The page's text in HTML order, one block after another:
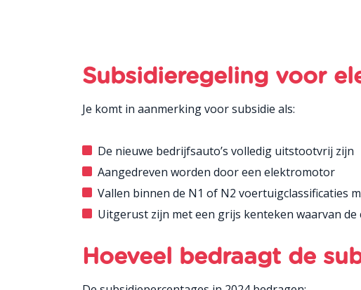
Subsidieregeling voor
Je komt in aanmerking voor subsidie als:
De nieuwe bedrijfsauto’s volledig uitstootvrij zijn
Aangedreven worden door een elektromotor
Vallen binnen de N1 of N2 voertuigclassificaties
Uitgerust zijn met een grijs kenteken waarvan de
Hoeveel bedraagt de